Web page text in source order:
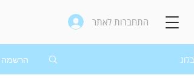
התחברות לאתר
בלוג הרשמה